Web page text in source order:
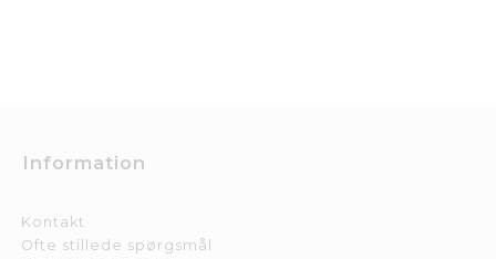
Information
Kontakt
Ofte stillede spørgsmål